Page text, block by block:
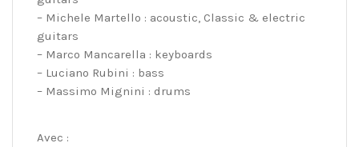
– Michele Martello : acoustic, Classic & electric
guitars
– Marco Mancarella : keyboards
– Luciano Rubini : bass
– Massimo Mignini : drums
Avec :